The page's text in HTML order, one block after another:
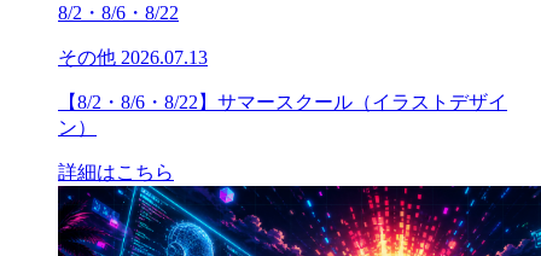
8/2・8/6・8/22
その他 2026.07.13
【8/2・8/6・8/22】サマースクール（イラストデザイ
ン）
詳細はこちら